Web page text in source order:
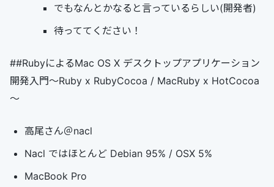
でもなんとかなると言っているらしい(開発者)
待っててください！
##RubyによるMac OS X デスクトップアプリケーション
開発入門～Ruby x RubyCocoa / MacRuby x HotCocoa
～
高尾さん＠nacl
Nacl ではほとんど Debian 95% / OSX 5%
MacBook Pro